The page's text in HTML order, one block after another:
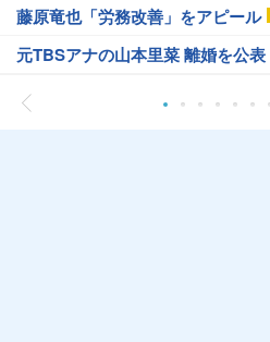
藤原竜也「労務改善」をアピール
元TBSアナの山本里菜 離婚を公表